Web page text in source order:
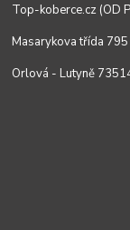
Top-koberce.cz (OD
Masarykova třída 795
Orlová - Lutyně